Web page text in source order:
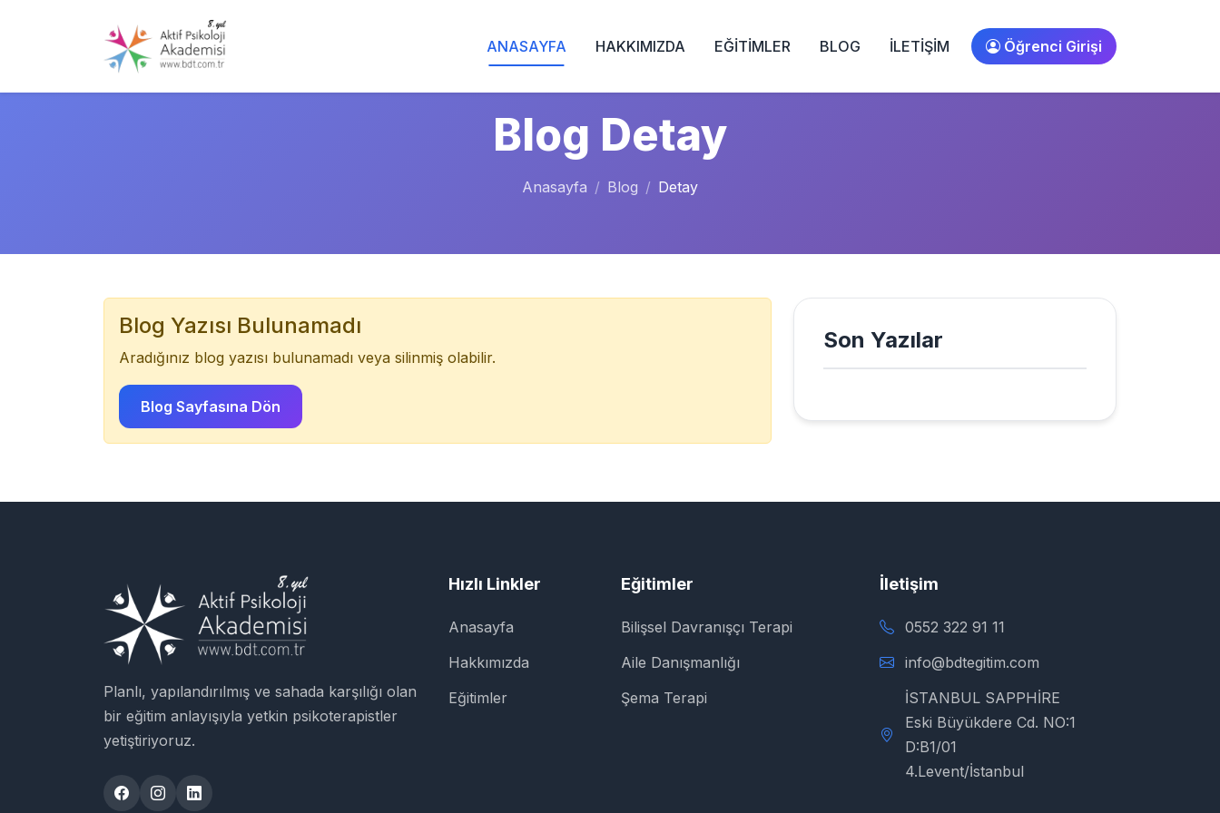
ANASAYFA HAKKIMIZDA EĞİTİMLER BLOG İLETİŞİM Öğrenci Girişi
Blog Detay
Anasayfa Blog Detay
Blog Yazısı Bulunamadı
Aradığınız blog yazısı bulunamadı veya silinmiş olabilir.
Blog Sayfasına Dön
Son Yazılar
Planlı, yapılandırılmış ve sahada karşılığı olan
bir eğitim anlayışıyla yetkin psikoterapistler
yetiştiriyoruz.
Hızlı Linkler
Anasayfa
Hakkımızda
Eğitimler
Eğitimler
Bilişsel Davranışçı Terapi
Aile Danışmanlığı
Şema Terapi
İletişim
0552 322 91 11
info@bdtegitim.com
İSTANBUL SAPPHİRE
Eski Büyükdere Cd. NO:1
D:B1/01
4.Levent/İstanbul